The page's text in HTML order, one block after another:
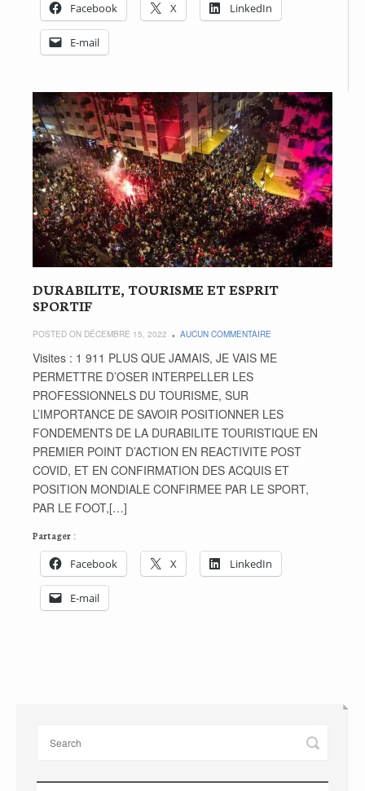
Facebook X LinkedIn
E-mail
DURABILITE, TOURISME ET ESPRIT
SPORTIF
POSTED ON DÉCEMBRE 15, 2022 AUCUN COMMENTAIRE
Visites : 1 911 PLUS QUE JAMAIS, JE VAIS ME
PERMETTRE D’OSER INTERPELLER LES
PROFESSIONNELS DU TOURISME, SUR
L’IMPORTANCE DE SAVOIR POSITIONNER LES
FONDEMENTS DE LA DURABILITE TOURISTIQUE EN
PREMIER POINT D’ACTION EN REACTIVITE POST
COVID, ET EN CONFIRMATION DES ACQUIS ET
POSITION MONDIALE CONFIRMEE PAR LE SPORT,
PAR LE FOOT,[…]
Partager :
Facebook X LinkedIn
E-mail